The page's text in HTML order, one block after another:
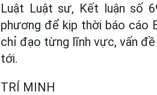
Luật Luật sư, Kết luận số
phương để kịp thời báo cáo
chỉ đạo từng lĩnh vực, vấn
tới.
TRÍ MINH